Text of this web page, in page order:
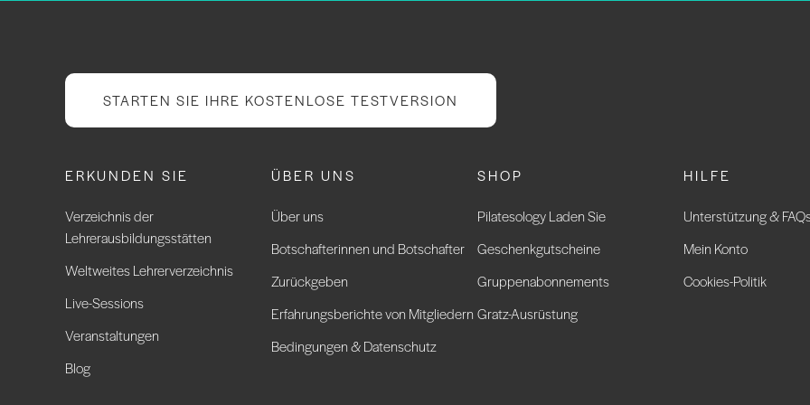
STARTEN SIE IHRE KOSTENLOSE TESTVERSION
ERKUNDEN SIE
Verzeichnis der
Lehrerausbildungsstätten
Weltweites Lehrerverzeichnis
Live-Sessions
Veranstaltungen
Blog
ÜBER UNS
Über uns
Botschafterinnen und Botschafter
Zurückgeben
Erfahrungsberichte von Mitgliedern
Bedingungen & Datenschutz
SHOP
Pilatesology Laden Sie
Geschenkgutscheine
Gruppenabonnements
Gratz-Ausrüstung
HILFE
Unterstützung &
Mein Konto
Cookies-Politik